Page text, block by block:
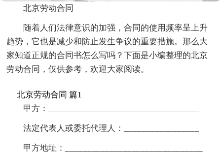
北京劳动合同
随着人们法律意识的加强，合同的使用频率呈上升
趋势，它也是减少和防止发生争议的重要措施。那么大
家知道正规的合同书怎么写吗？下面是小编整理的北京
劳动合同，仅供参考，欢迎大家阅读。
北京劳动合同 篇1
甲方：__________________________________
法定代表人或委托代理人：_________________
甲方地址：_______________________________